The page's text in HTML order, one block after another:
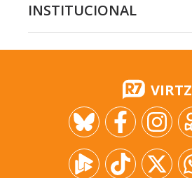
INSTITUCIONAL
VIRTZ